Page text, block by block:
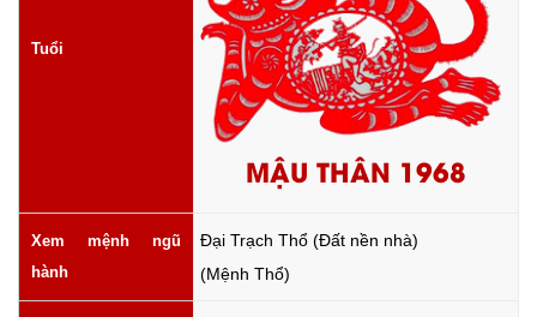
Tuổi
MẬU THÂN 1968
Xem mệnh ngũ
hành
Đại Trạch Thổ (Đất nền nhà)
(Mệnh Thổ)